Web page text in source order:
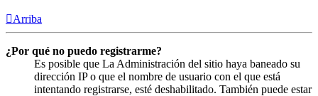
Arriba
¿Por qué no puedo registrarme?
Es posible que La Administración del sitio haya baneado su
dirección IP o que el nombre de usuario con el que está
intentando registrarse, esté deshabilitado. También puede estar